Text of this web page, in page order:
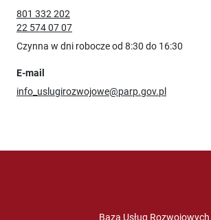
801 332 202
22 574 07 07
Czynna w dni robocze od 8:30 do 16:30
E-mail
info_uslugirozwojowe@parp.gov.pl
Baza Usług Rozwojowych